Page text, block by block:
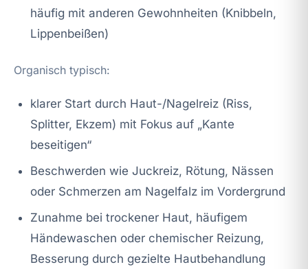
häufig mit anderen Gewohnheiten (Knibbeln,
Lippenbeißen)
Organisch typisch:
klarer Start durch Haut-/Nagelreiz (Riss,
Splitter, Ekzem) mit Fokus auf „Kante
beseitigen“
Beschwerden wie Juckreiz, Rötung, Nässen
oder Schmerzen am Nagelfalz im Vordergrund
Zunahme bei trockener Haut, häufigem
Händewaschen oder chemischer Reizung,
Besserung durch gezielte Hautbehandlung